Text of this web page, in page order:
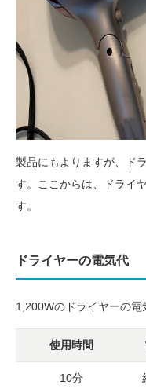
製品にもよりますが、ド
す。ここからは、ドライ
す。
ドライヤーの電気代
1,200Wのドライヤーの電
使用時間
10分